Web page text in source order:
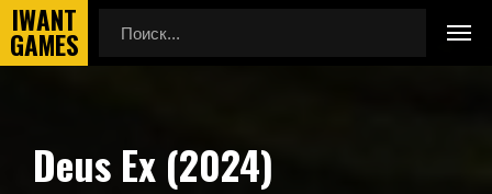
Главная
Календарь выхода игр
Deus Ex (2024)
Deus Ex (2024)